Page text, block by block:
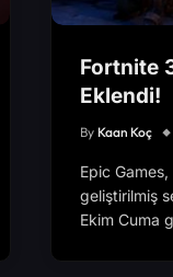
Fortnite
Eklendi!
By Kaan Koç
Epic Games,
geliştirilmiş
Ekim Cuma